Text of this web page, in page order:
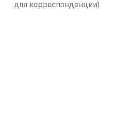
для корреспонденции)